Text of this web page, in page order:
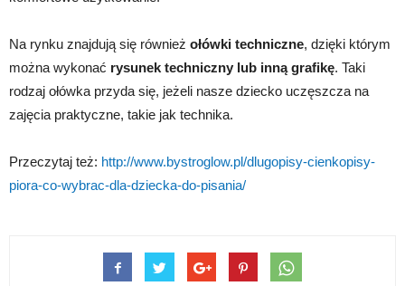
Na rynku znajdują się również ołówki techniczne, dzięki którym
można wykonać rysunek techniczny lub inną grafikę. Taki
rodzaj ołówka przyda się, jeżeli nasze dziecko uczęszcza na
zajęcia praktyczne, takie jak technika.
Przeczytaj też: http://www.bystroglow.pl/dlugopisy-cienkopisy-
piora-co-wybrac-dla-dziecka-do-pisania/